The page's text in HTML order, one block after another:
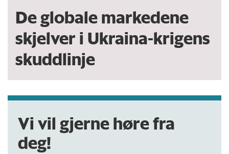
De globale markedene
skjelver i Ukraina-krigens
skuddlinje
Vi vil gjerne høre fra
deg!